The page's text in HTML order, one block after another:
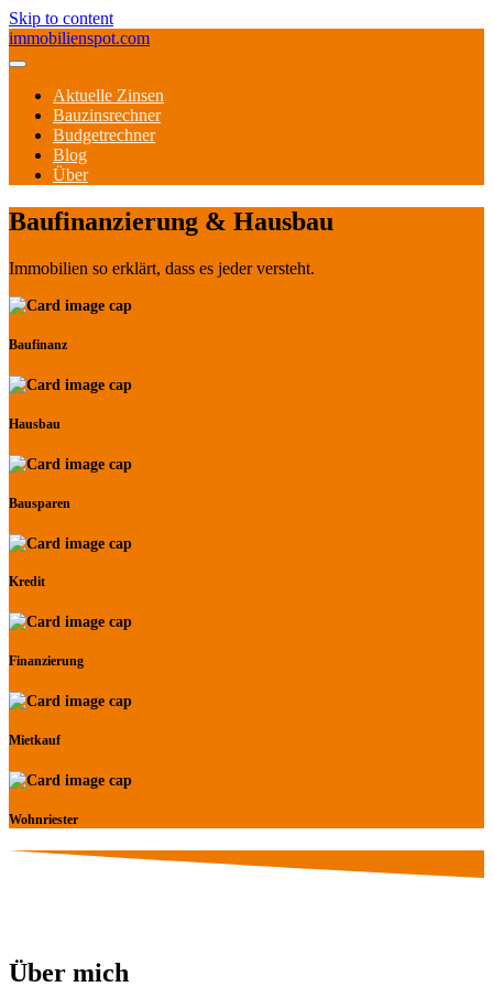
Skip to content
immobilienspot.com
Aktuelle Zinsen
Bauzinsrechner
Budgetrechner
Blog
Über
Baufinanzierung & Hausbau
Immobilien so erklärt, dass es jeder versteht.
Baufinanz
Hausbau
Bausparen
Kredit
Finanzierung
Mietkauf
Wohnriester
Über mich